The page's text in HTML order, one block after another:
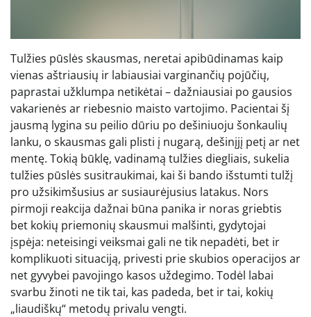
Tulžies pūslės skausmas, neretai apibūdinamas kaip
vienas aštriausių ir labiausiai varginančių pojūčių,
paprastai užklumpa netikėtai – dažniausiai po gausios
vakarienės ar riebesnio maisto vartojimo. Pacientai šį
jausmą lygina su peilio dūriu po dešiniuoju šonkaulių
lanku, o skausmas gali plisti į nugarą, dešinįjį petį ar net
mentę. Tokią būklę, vadinamą tulžies diegliais, sukelia
tulžies pūslės susitraukimai, kai ši bando išstumti tulžį
pro užsikimšusius ar susiaurėjusius latakus. Nors
pirmoji reakcija dažnai būna panika ir noras griebtis
bet kokių priemonių skausmui malšinti, gydytojai
įspėja: neteisingi veiksmai gali ne tik nepadėti, bet ir
komplikuoti situaciją, privesti prie skubios operacijos ar
net gyvybei pavojingo kasos uždegimo. Todėl labai
svarbu žinoti ne tik tai, kas padeda, bet ir tai, kokių
„liaudiškų“ metodų privalu vengti.